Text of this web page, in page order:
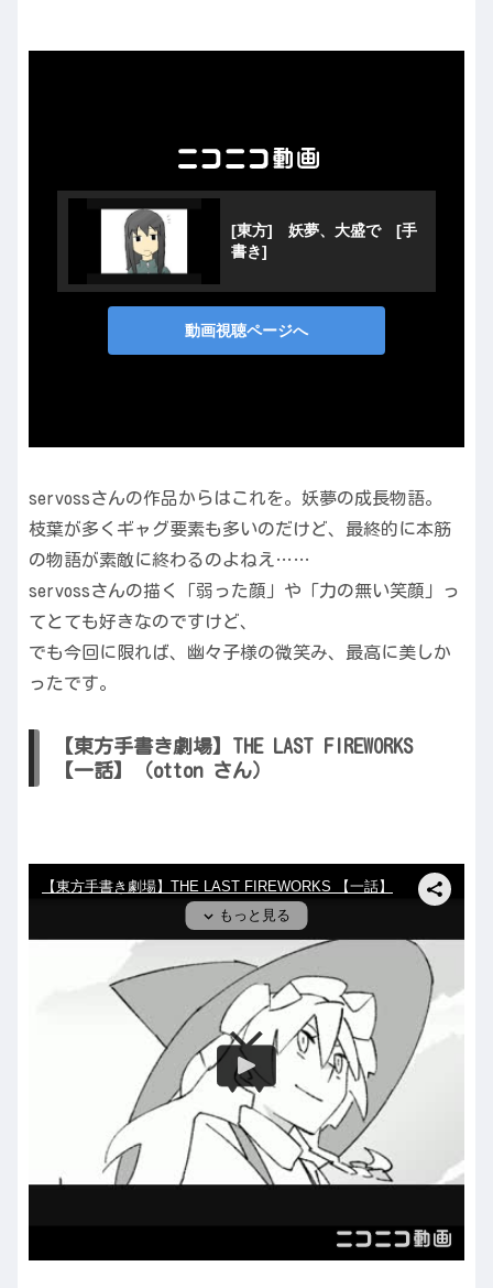
servossさんの作品からはこれを。妖夢の成長物語。
枝葉が多くギャグ要素も多いのだけど、最終的に本筋
の物語が素敵に終わるのよねえ……
servossさんの描く「弱った顔」や「力の無い笑顔」っ
てとても好きなのですけど、
でも今回に限れば、幽々子様の微笑み、最高に美しか
ったです。
【東方手書き劇場】THE LAST FIREWORKS
【一話】（otton さん）